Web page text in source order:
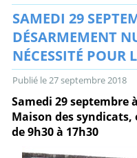
SAMEDI 29
DÉSARMEMENT
NÉCESSITÉ POUR
Publié le27 septembre 2018
Samedi 29 septembre
Maison des syndicats,
de 9h30 à 17h30